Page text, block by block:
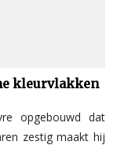
kleurvlakken
opgebouwd dat
zestig maakt hij